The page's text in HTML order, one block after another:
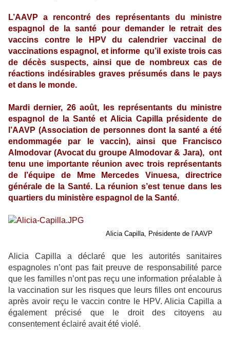
L’AAVP a rencontré des représentants du ministre
espagnol de la santé pour demander le retrait des
vaccins contre le HPV du calendrier vaccinal de
vaccinations espagnol, et informe qu’il existe trois cas
de décès suspects, ainsi que de nombreux cas de
réactions indésirables graves présumés dans le pays
et dans le monde.
Mardi dernier, 26 août, les représentants du ministre
espagnol de la Santé et Alicia Capilla présidente de
l’AAVP (Association de personnes dont la santé a été
endommagée par le vaccin), ainsi que Francisco
Almodovar (Avocat du groupe Almodovar & Jara), ont
tenu une importante réunion avec trois représentants
de l’équipe de Mme Mercedes Vinuesa, directrice
générale de la Santé. Laréunion s’est tenue dans les
quartiers du ministère espagnol de la Santé.
Alicia Capilla, Présidente de l’AAVP
Alicia Capilla a déclaré que les autorités sanitaires
espagnoles n’ont pas fait preuve de responsabilité parce
que les familles n’ont pas reçu une information préalable à
la vaccination sur les risques que leurs filles ont encourus
après avoir reçu le vaccin contre le HPV. Alicia Capilla a
également précisé que le droit des citoyens au
consentement éclairé avait été violé.